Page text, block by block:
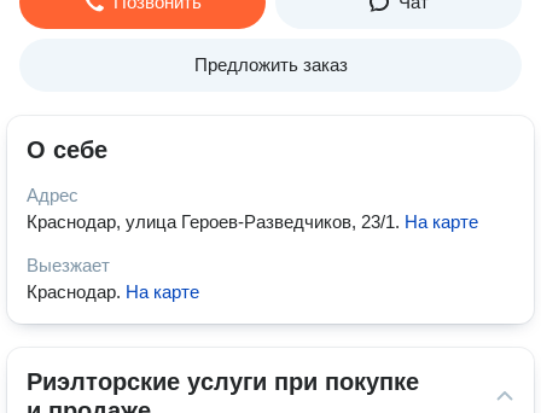
Предложить заказ
О себе
Адрес
Краснодар, улица Героев-Разведчиков, 23/1. На карте
Выезжает
Краснодар. На карте
Риэлторские услуги при покупке